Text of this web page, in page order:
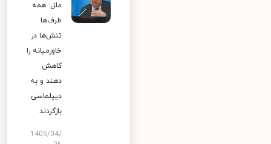
ملل: همه
طرف‌ها
تنش‌ها در
خاورمیانه را
کاهش
دهند و به
دیپلماسی
بازگردند
1405/04/